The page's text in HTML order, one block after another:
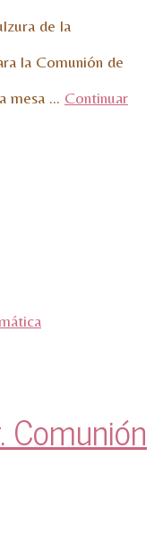
de la
la Comunión de
mesa … Continuar
Comunión